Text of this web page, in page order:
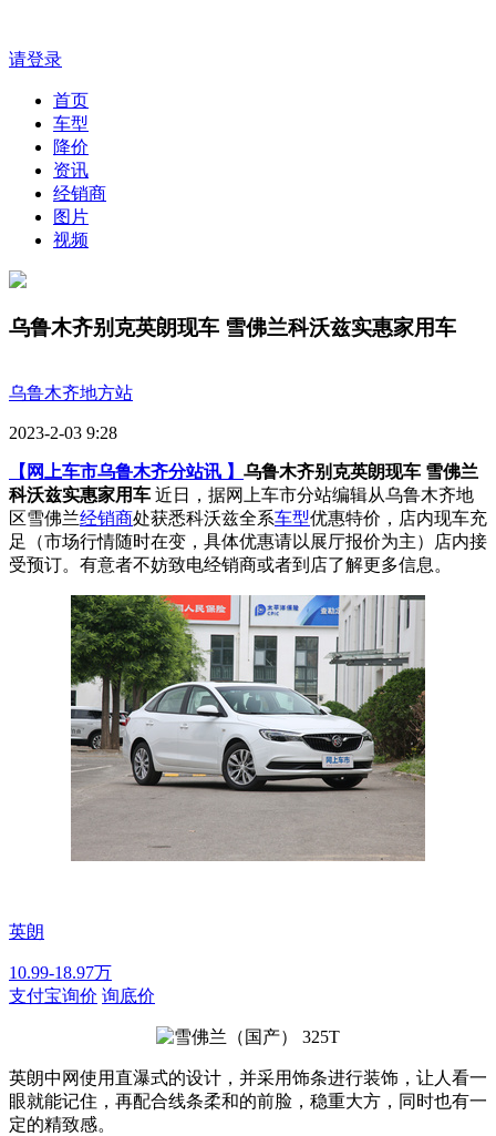
请登录
首页
车型
降价
资讯
经销商
图片
视频
乌鲁木齐别克英朗现车 雪佛兰科沃兹实惠家用车
乌鲁木齐地方站
2023-2-03 9:28
【网上车市乌鲁木齐分站讯 】 乌鲁木齐别克英朗现车 雪佛兰
科沃兹实惠家用车 近日，据网上车市分站编辑从乌鲁木齐地
区雪佛兰经销商处获悉科沃兹全系车型优惠特价，店内现车充
足（市场行情随时在变，具体优惠请以展厅报价为主）店内接
受预订。有意者不妨致电经销商或者到店了解更多信息。
英朗
10.99-18.97万
支付宝询价 询底价
英朗中网使用直瀑式的设计，并采用饰条进行装饰，让人看一
眼就能记住，再配合线条柔和的前脸，稳重大方，同时也有一
定的精致感。